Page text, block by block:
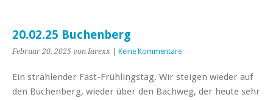
20.02.25 Buchenberg
Februar 20, 2025 von Iarexx Keine Kommentare
Ein strahlender Fast-Frühlingstag. Wir steigen wieder auf
den Buchenberg, wieder über den Bachweg, der heute sehr